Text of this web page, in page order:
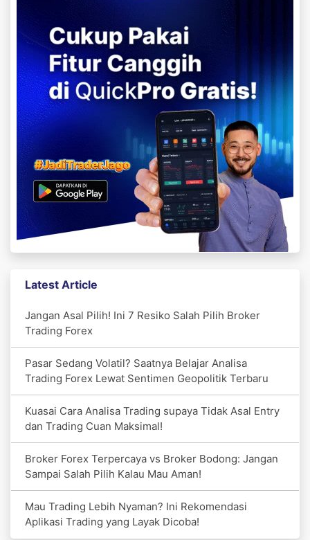
Latest Article
Jangan Asal Pilih! Ini 7 Resiko Salah Pilih Broker
Trading Forex
Pasar Sedang Volatil? Saatnya Belajar Analisa
Trading Forex Lewat Sentimen Geopolitik Terbaru
Kuasai Cara Analisa Trading supaya Tidak Asal Entry
dan Trading Cuan Maksimal!
Broker Forex Terpercaya vs Broker Bodong: Jangan
Sampai Salah Pilih Kalau Mau Aman!
Mau Trading Lebih Nyaman? Ini Rekomendasi
Aplikasi Trading yang Layak Dicoba!